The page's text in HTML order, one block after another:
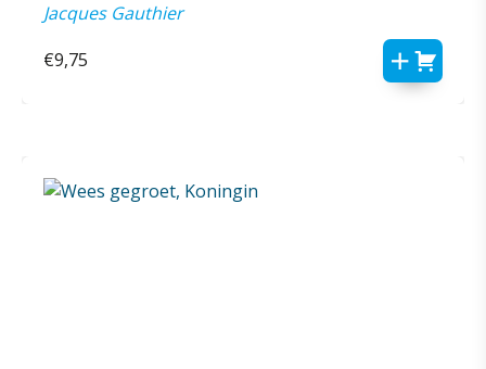
Jacques Gauthier
€9,75